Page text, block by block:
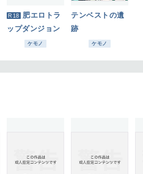
R18 肥エロトラ
ップダンジョン
ケモノ
テンベストの遺
跡
ケモノ